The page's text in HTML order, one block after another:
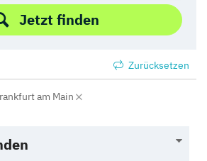
Jetzt finden
Zurücksetzen
am Main